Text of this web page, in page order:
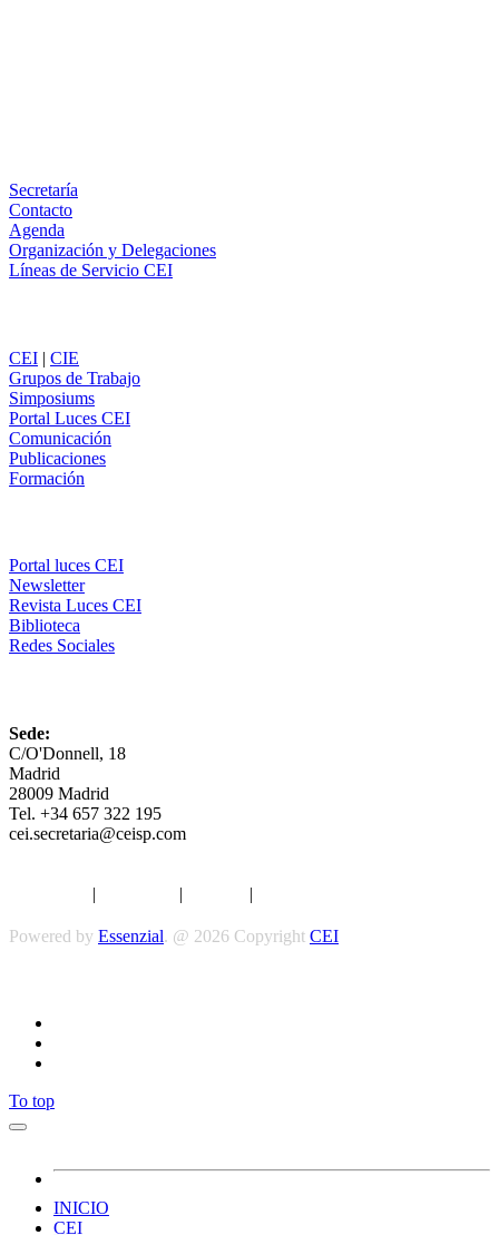
Secretaría
Contacto
Agenda
Organización y Delegaciones
Líneas de Servicio CEI
CEI | CIE
Grupos de Trabajo
Simposiums
Portal Luces CEI
Comunicación
Publicaciones
Formación
Portal luces CEI
Newsletter
Revista Luces CEI
Biblioteca
Redes Sociales
Sede:
C/O'Donnell, 18
Madrid
28009 Madrid
Tel. +34 657 322 195
cei.secretaria@ceisp.com
| | |
Powered by Essenzial. @ 2026 Copyright CEI
To top
INICIO
CEI